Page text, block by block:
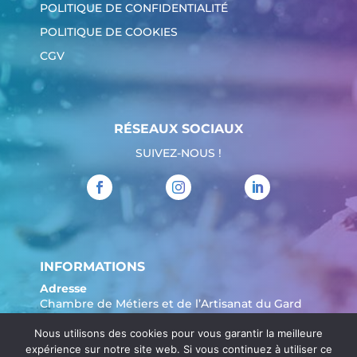
POLITIQUE DE CONFIDENTIALITÉ
POLITIQUE DE COOKIES
CGV
RÉSEAUX SOCIAUX
SUIVEZ-NOUS !
INFORMATIONS
Adresse
Chambre de Métiers et de l’Artisanat du Gard
904 Avenue Marechal Juin
30908 Nîmes
Nous utilisons des cookies pour vous garantir la meilleure
expérience sur notre site web. Si vous continuez à utiliser ce